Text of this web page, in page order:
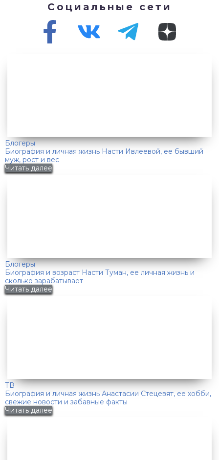
Социальные сети
Блогеры
Биография и личная жизнь Насти Ивлеевой, ее бывший
муж, рост и вес
Читать далее
Блогеры
Биография и возраст Насти Туман, ее личная жизнь и
сколько зарабатывает
Читать далее
ТВ
Биография и личная жизнь Анастасии Стецевят, ее хобби,
свежие новости и забавные факты
Читать далее